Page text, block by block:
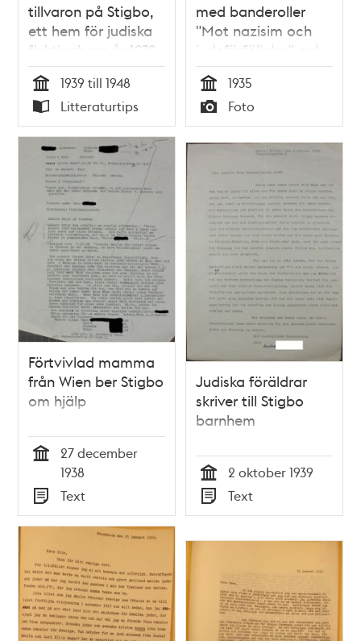
tillvaron på Stigbo,
ett hem för judiska
flyktingbarn år 1939
/ Pontus Rudberg
Tid
1939 till 1948
Typ
Litteraturtips
med banderoller
"Mot nazisim och
judeförföljelse" och
"För frihet, arbete
och demokrati" på
Värtavägen mot
Valhallavägen. I
fonden kvarteret
Tid
1935
Typ
Foto
Förtvivlad mamma
från Wien ber Stigbo
om hjälp
27 december
1938
Typ
Text
Judiska föräldrar
skriver till Stigbo
barnhem
Tid
2 oktober 1939
Typ
Text